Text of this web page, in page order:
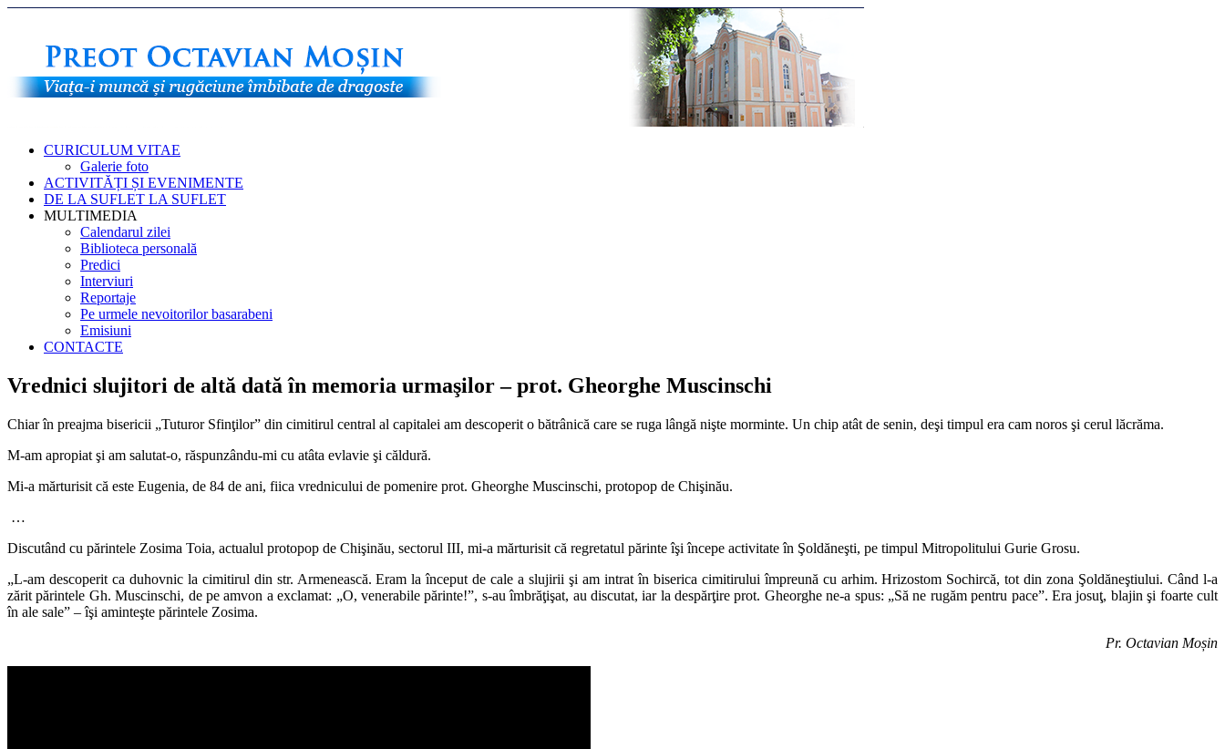
CURICULUM VITAE
Galerie foto
ACTIVITĂȚI ȘI EVENIMENTE
DE LA SUFLET LA SUFLET
MULTIMEDIA
Calendarul zilei
Biblioteca personală
Predici
Interviuri
Reportaje
Pe urmele nevoitorilor basarabeni
Emisiuni
CONTACTE
Vrednici slujitori de altă dată în memoria urmaşilor – prot. Gheorghe Muscinschi
Chiar în preajma bisericii „Tuturor Sfinţilor” din cimitirul central al capitalei am descoperit o bătrânică care se ruga lângă nişte morminte. Un chip atât de senin, deşi timpul era cam noros şi cerul lăcrăma.
M-am apropiat şi am salutat-o, răspunzându-mi cu atâta evlavie şi căldură.
Mi-a mărturisit că este Eugenia, de 84 de ani, fiica vrednicului de pomenire prot. Gheorghe Muscinschi, protopop de Chişinău.
…
Discutând cu părintele Zosima Toia, actualul protopop de Chişinău, sectorul III, mi-a mărturisit că regretatul părinte îşi începe activitate în Şoldăneşti, pe timpul Mitropolitului Gurie Grosu.
„L-am descoperit ca duhovnic la cimitirul din str. Armenească. Eram la început de cale a slujirii şi am intrat în biserica cimitirului împreună cu arhim. Hrizostom Sochircă, tot din zona Şoldăneştiului. Când l-a
zărit părintele Gh. Muscinschi, de pe amvon a exclamat: „O, venerabile părinte!”, s-au îmbrăţişat, au discutat, iar la despărţire prot. Gheorghe ne-a spus: „Să ne rugăm pentru pace”. Era josuţ, blajin şi foarte cult
în ale sale” – îşi aminteşte părintele Zosima.
Pr. Octavian Moșin